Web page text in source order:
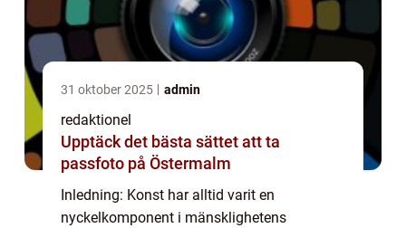
31 oktober 2025 admin
redaktionel
Upptäck det bästa sättet att ta
passfoto på Östermalm
Inledning: Konst har alltid varit en
nyckelkomponent i mänsklighetens